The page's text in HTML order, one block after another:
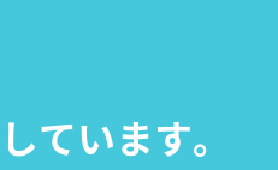
ています。